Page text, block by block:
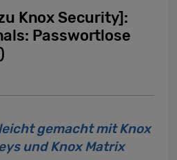
Knox Security]:
Passwortlose
gemacht mit Knox
und Knox Matrix